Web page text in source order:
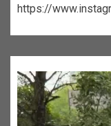
https://